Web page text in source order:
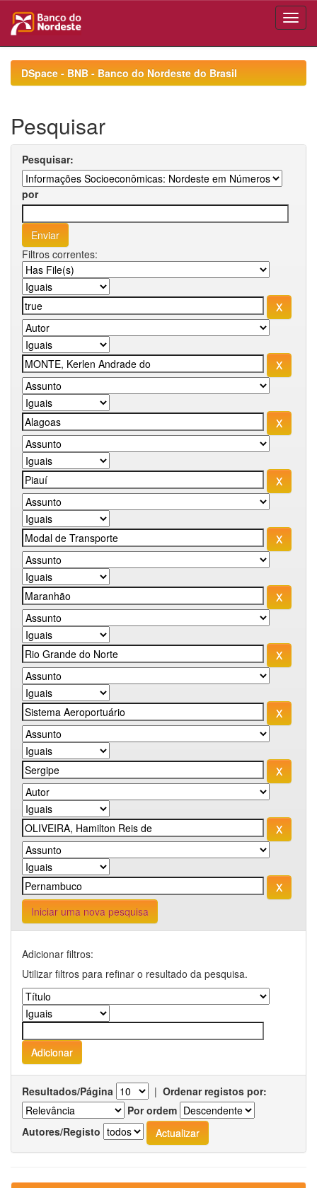
navigationDSpace - BNB - Banco do Nordeste do Brasil
Pesquisar
Pesquisar:
por
Filtros correntes:
Iniciar uma nova pesquisa
Adicionar filtros:
Utilizar filtros para refinar o resultado da pesquisa.
Resultados/Página | Ordenar registos por:
Por ordem
Autores/Registo